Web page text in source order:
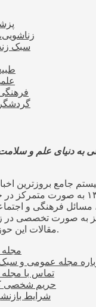
سبک
به دنیای علم و
جامع بروزترین
اجتماعی از سال ۱۳۹۵ به صورت
فرهنگی و
به صورت تخصصی در
مقالات این حوزه‌ها فعالیت می کند.
مجله عمومی و
تماس با
حریم شخصی
شرایط